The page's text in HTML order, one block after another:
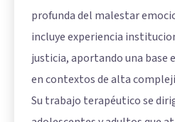
profunda del malestar
incluye experiencia
justicia, aportando una base
en contextos de alta
Su trabajo terapéutico se